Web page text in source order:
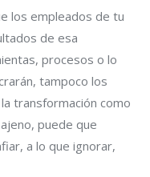
los empleados de tu
de esa
procesos o lo
tampoco los
transformación como
puede que
a lo que ignorar,